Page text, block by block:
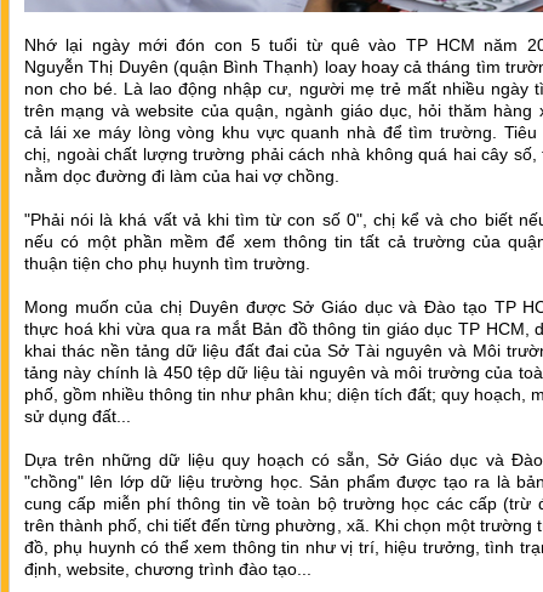
Nhớ lại ngày mới đón con 5 tuổi từ quê vào TP HCM năm
Nguyễn Thị Duyên (quận Bình Thạnh) loay hoay cả tháng tìm
non cho bé. Là lao động nhập cư, người mẹ trẻ mất nhiều ngày
trên mạng và website của quận, ngành giáo dục, hỏi thăm hàng
cả lái xe máy lòng vòng khu vực quanh nhà để tìm trường. Tiêu
chị, ngoài chất lượng trường phải cách nhà không quá hai cây số,
nằm dọc đường đi làm của hai vợ chồng.
"Phải nói là khá vất vả khi tìm từ con số 0", chị kể và cho biết
nếu có một phần mềm để xem thông tin tất cả trường của
thuận tiện cho phụ huynh tìm trường.
Mong muốn của chị Duyên được Sở Giáo dục và Đào tạo TP
thực hoá khi vừa qua ra mắt Bản đồ thông tin giáo dục TP HCM,
khai thác nền tảng dữ liệu đất đai của Sở Tài nguyên và Môi
tảng này chính là 450 tệp dữ liệu tài nguyên và môi trường của
phố, gồm nhiều thông tin như phân khu; diện tích đất; quy hoạch,
sử dụng đất...
Dựa trên những dữ liệu quy hoạch có sẵn, Sở Giáo dục và
"chồng" lên lớp dữ liệu trường học. Sản phẩm được tạo ra là
cung cấp miễn phí thông tin về toàn bộ trường học các cấp (trừ
trên thành phố, chi tiết đến từng phường, xã. Khi chọn một trường
đồ, phụ huynh có thể xem thông tin như vị trí, hiệu trưởng, tình
định, website, chương trình đào tạo...